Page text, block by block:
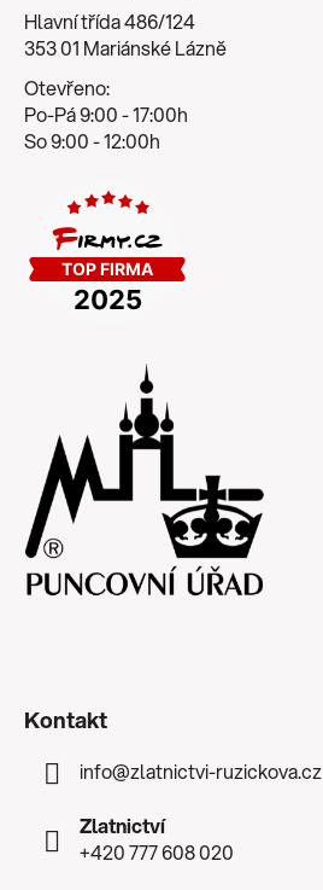
Hlavní třída 486/124
353 01 Mariánské Lázně
Otevřeno:
Po-Pá 9:00 - 17:00h
So 9:00 - 12:00h
Kontakt
info@zlatnictvi-ruzickova.cz
Zlatnictví
+420 777 608 020